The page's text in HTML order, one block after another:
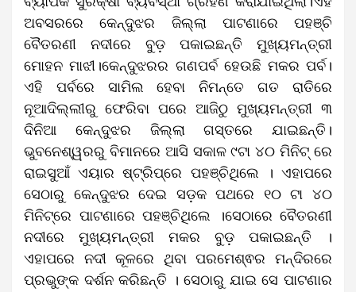
ଅବସରରେ କେନ୍ଦୁଝର ଜିଲ୍ଲା ପାଟଣାରେ ପହଞ୍ଚି
ବୈତରଣୀ ନଦୀରେ ବୁଡ଼ ପକାଇଛନ୍ତି ମୁଖ୍ୟମନ୍ତ୍ରୀ
ମୋହନ ମାଝୀ।କେନ୍ଦୁଝରର ଗଣପର୍ବ ହେଉଛି ମକର ପର୍ବ।
ଏହି ପର୍ବରେ ସାମିଲ ହେବା ନିମନ୍ତେ ଗତ ରାତିରେ
ନୂଆଦିଲ୍ଲୀରୁ ଫେରିବା ପରେ ଆଜିଠୁ ମୁଖ୍ୟମନ୍ତ୍ରୀ ୩
ଦିନିଆ କେନ୍ଦୁଝର ଜିଲ୍ଲା ଗସ୍ତରେ ଯାଇଛନ୍ତି।
ଭୁବନେଶ୍ୱରରୁ ବିମାନରେ ଆସି ସକାଳ ୯ଟା ୪୦ ମିନିଟ୍ ରେ
ରାଇସୁଆଁ ଏୟାର ଷ୍ଟ୍ରିପ୍‌ରେ ପହଞ୍ଚିଥିଲେ । ଏହାପରେ
ସେଠାରୁ କେନ୍ଦୁଝର ଦେଇ ସଡ଼କ ପଥରେ ୧୦ ଟା ୪୦
ମିନିଟ୍‌ରେ ପାଟଣାରେ ପହଞ୍ଚିଥିଲେ ।ସେଠାରେ ବୈତରଣୀ
ନଦୀରେ ମୁଖ୍ୟମନ୍ତ୍ରୀ ମକର ବୁଡ଼ ପକାଇଛନ୍ତି ।
ଏହାପରେ ନଦୀ କୂଳରେ ଥିବା ପରମେଶ୍ଵର ମନ୍ଦିରରେ
ପ୍ରଭୁଙ୍କ ଦର୍ଶନ କରିଛନ୍ତି । ସେଠାରୁ ଯାଇ ସେ ପାଟଣାର